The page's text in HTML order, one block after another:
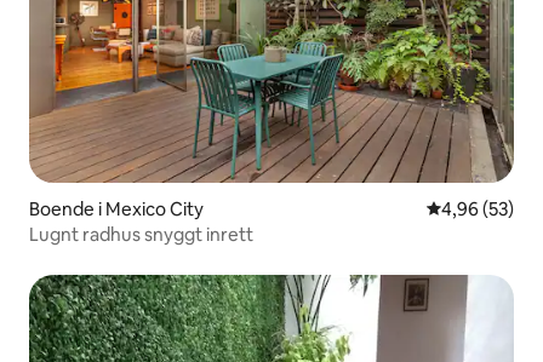
Boende i Mexico City 4,96 av 5 i
4,96 (53)
Lugnt radhus snyggt inrett